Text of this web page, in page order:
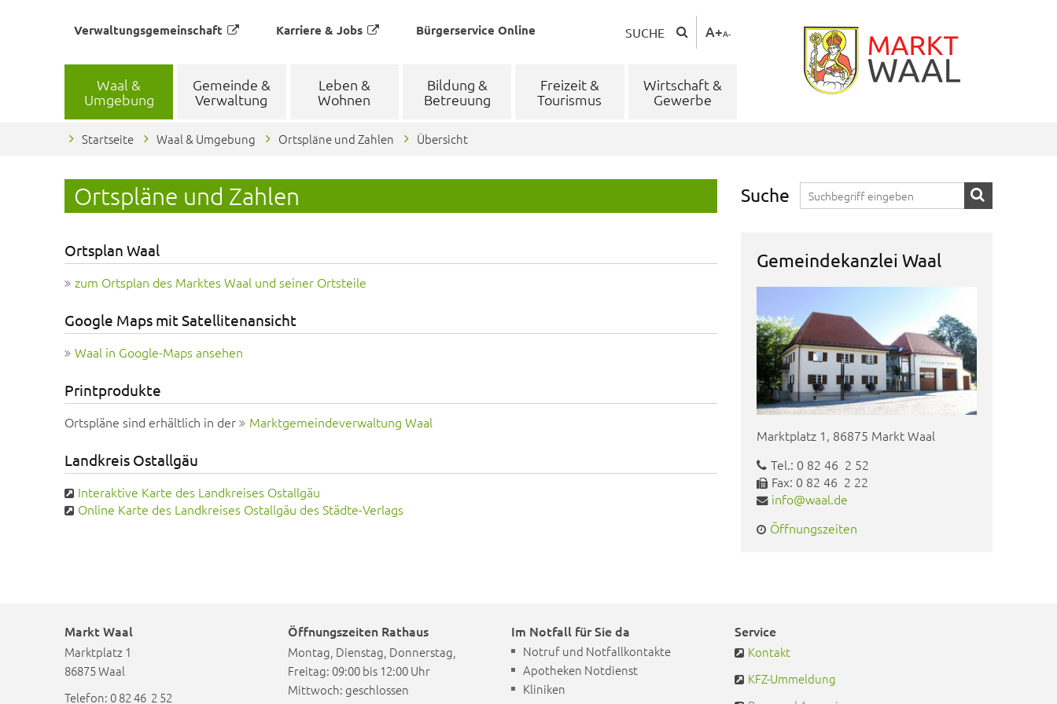
Verwaltungsgemeinschaft Karriere & Jobs Bürgerservice Online SUCHE A+A-
Waal &
Umgebung
Gemeinde &
Verwaltung
Leben &
Wohnen
Bildung &
Betreuung
Freizeit &
Tourismus
Wirtschaft &
Gewerbe
Startseite Waal & Umgebung Ortspläne und Zahlen Übersicht
Ortspläne und Zahlen
Ortsplan Waal
zum Ortsplan des Marktes Waal und seiner Ortsteile
Google Maps mit Satellitenansicht
Waal in Google-Maps ansehen
Printprodukte
Ortspläne sind erhältlich in der Marktgemeindeverwaltung Waal
Landkreis Ostallgäu
Interaktive Karte des Landkreises Ostallgäu
Online Karte des Landkreises Ostallgäu des Städte-Verlags
Suche
Gemeindekanzlei Waal
Marktplatz 1, 86875 Markt Waal
Tel.: 0 82 46 2 52
Fax: 0 82 46 2 22
info@waal.de
Öffnungszeiten
Markt Waal
Marktplatz 1
86875 Waal
Telefon: 0 82 46 2 52
Öffnungszeiten Rathaus
Montag, Dienstag, Donnerstag,
Freitag: 09:00 bis 12:00 Uhr
Mittwoch: geschlossen
Im Notfall für Sie da
Notruf und Notfallkontakte
Apotheken Notdienst
Kliniken
Service
Kontakt
KFZ-Ummeldung